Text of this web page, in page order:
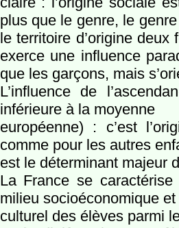
plus que le genre, le
le territoire d’origine
exerce une influence
que les garçons, mais
L’influence de
inférieure à la moyenne
européenne) : c’est
comme pour les autres
est le déterminant majeur
La France se
milieu socioéconomique et
culturel des élèves parmi